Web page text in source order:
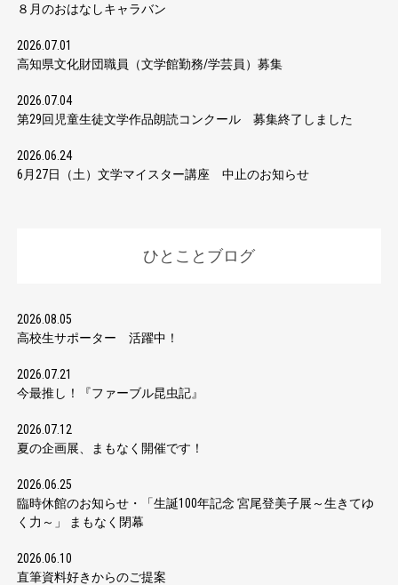
８月のおはなしキャラバン
2026.07.01
高知県文化財団職員（文学館勤務/学芸員）募集
2026.07.04
第29回児童生徒文学作品朗読コンクール 募集終了しました
2026.06.24
6月27日（土）文学マイスター講座 中止のお知らせ
ひとことブログ
2026.08.05
高校生サポーター 活躍中！
2026.07.21
今最推し！『ファーブル昆虫記』
2026.07.12
夏の企画展、まもなく開催です！
2026.06.25
臨時休館のお知らせ・「生誕100年記念 宮尾登美子展～生きてゆ
く力～」 まもなく閉幕
2026.06.10
直筆資料好きからのご提案